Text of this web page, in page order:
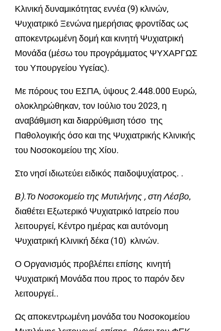
Κλινική δυναμικότητας εννέα (9) κλινών,
Ψυχιατρικό Ξενώνα ημερήσιας φροντίδας ως
αποκεντρωμένη δομή και κινητή Ψυχιατρική
Μονάδα (μέσω του προγράμματος ΨΥΧΑΡΓΩΣ
του Υπουργείου Υγείας).
Με πόρους του ΕΣΠΑ, ύψους 2.448.000 Ευρώ,
ολοκληρώθηκαν, τον Ιούλιο του 2023, η
αναβάθμιση και διαρρύθμιση τόσο της
Παθολογικής όσο και της Ψυχιατρικής Κλινικής
του Νοσοκομείου της Χίου.
Στο νησί ιδιωτεύει ειδικός παιδοψυχίατρος. .
Β).Το Νοσοκομείο της Μυτιλήνης , στη Λέσβο,
διαθέτει Εξωτερικό Ψυχιατρικό Ιατρείο που
λειτουργεί, Κέντρο ημέρας και αυτόνομη
Ψυχιατρική Κλινική δέκα (10) κλινών.
Ο Οργανισμός προβλέπει επίσης κινητή
Ψυχιατρική Μονάδα που προς το παρόν δεν
λειτουργεί..
Ως αποκεντρωμένη μονάδα του Νοσοκομείου